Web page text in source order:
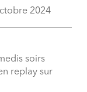
2024
soirs
replay sur